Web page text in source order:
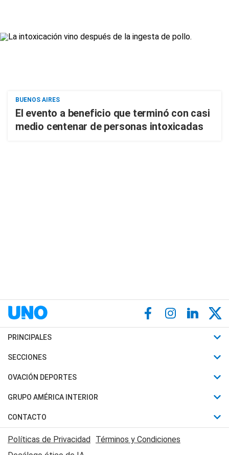
BUENOS AIRES
El evento a beneficio que terminó con casi
medio centenar de personas intoxicadas
PRINCIPALES
Últimas Noticias
Política
Judiciales
Economia
SECCIONES
Horóscopo
Motores
Trucos caseros
Series y Películas
OVACIÓN DEPORTES
Fútbol
Mundial
Automovilismo
Rugby
GRUPO AMÉRICA INTERIOR
Canal 7 en Vivo
CONTACTO
Acerca de Nosotros
Contactanos
Políticas de Privacidad Términos y Condiciones